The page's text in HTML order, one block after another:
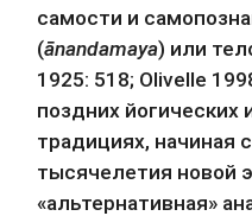
самости и
(ānandamaya) или
1925: 518; Olivelle
поздних йогических
традициях, начиная
тысячелетия новой
«альтернативная»